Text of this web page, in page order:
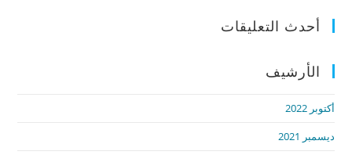
أحدث التعليقات
الأرشيف
أكتوبر 2022
ديسمبر 2021